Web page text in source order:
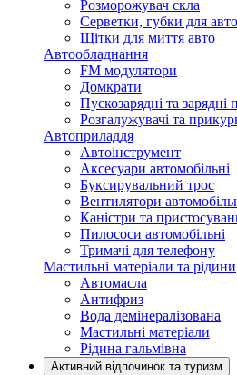
Розморожувач скла
Серветки, губки для авто
Щітки для миття авто
Автообладнання
FM модулятори
Домкрати
Пускозарядні та зарядні
Розгалужувачі та
Автоприладдя
Автоінструмент
Аксесуари автомобільні
Буксирувальний трос
Вентилятори
Каністри та
Пилососи автомобільні
Тримачі для телефону
Мастильні матеріали та рідини
Автомасла
Антифриз
Вода демінералізована
Мастильні матеріали
Рідина гальмівна
Активний відпочинок та туризм